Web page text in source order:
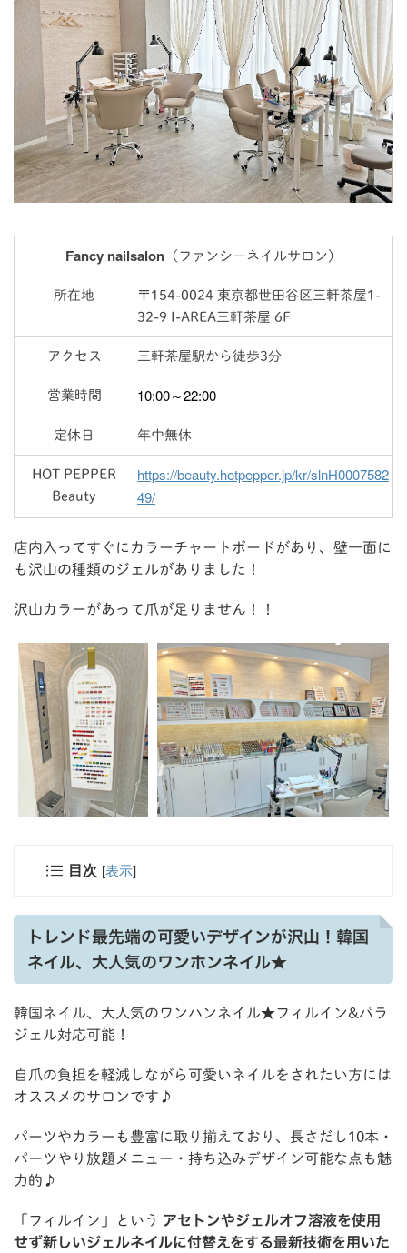
Fancy nailsalon （ファンシーネイルサロン）
所在地
〒154-0024 東京都世田谷区三軒茶屋1-
32-9 I-AREA三軒茶屋 6F
アクセス 三軒茶屋駅から徒歩3分
営業時間 10:00～22:00
定休日 年中無休
HOT PEPPER
Beauty
https://beauty.hotpepper.jp/kr/slnH0007582
49/
店内入ってすぐにカラーチャートボードがあり、壁一面に
も沢山の種類のジェルがありました！
沢山カラーがあって爪が足りません！！
目次 [表示]
トレンド最先端の可愛いデザインが沢山！韓国
ネイル、大人気のワンホンネイル★
韓国ネイル、大人気のワンハンネイル★フィルイン&パラ
ジェル対応可能！
自爪の負担を軽減しながら可愛いネイルをされたい方には
オススメのサロンです♪
パーツやカラーも豊富に取り揃えており、長さだし10本・
パーツやり放題メニュー・持ち込みデザイン可能な点も魅
力的♪
「フィルイン」という アセトンやジェルオフ溶液を使用
せず新しいジェルネイルに付替えをする最新技術を用いた